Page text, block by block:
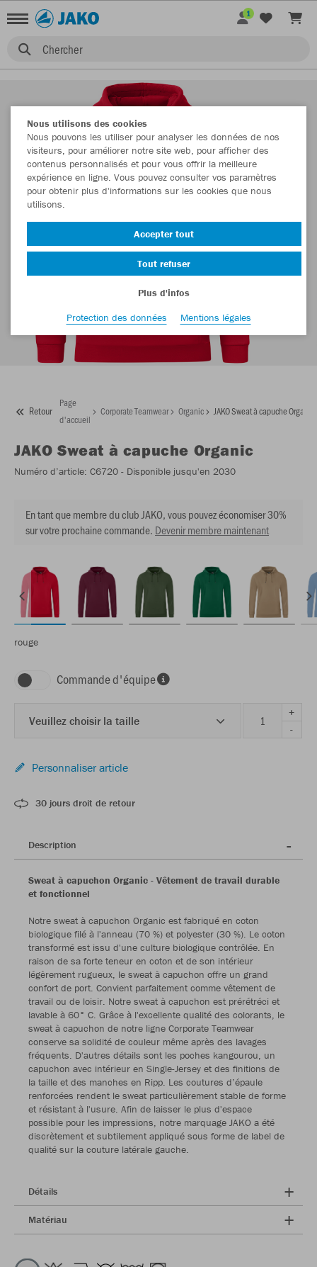
Chercher
1
Retour
Page
d'accueil
Corporate Teamwear Organic JAKO Sweat à capuche Organic
JAKO Sweat à capuche Organic
Numéro d’article: C6720 - Disponible jusqu'en 2030
En tant que membre du club JAKO, vous pouvez économiser 30%
sur votre prochaine commande. Devenir membre maintenant
rouge
Commande d'équipe
Veuillez choisir la taille
+
-
Personnaliser article
30 jours droit de retour
Description
Sweat à capuchon Organic - Vêtement de travail durable
et fonctionnel
Notre sweat à capuchon Organic est fabriqué en coton
biologique filé à l'anneau (70 %) et polyester (30 %). Le coton
transformé est issu d'une culture biologique contrôlée. En
raison de sa forte teneur en coton et de son intérieur
légèrement rugueux, le sweat à capuchon offre un grand
confort de port. Convient parfaitement comme vêtement de
travail ou de loisir. Notre sweat à capuchon est prérétréci et
lavable à 60° C. Grâce à l'excellente qualité des colorants, le
sweat à capuchon de notre ligne Corporate Teamwear
conserve sa solidité de couleur même après des lavages
fréquents. D'autres détails sont les poches kangourou, un
capuchon avec intérieur en Single-Jersey et des finitions de
la taille et des manches en Ripp. Les coutures d’épaule
renforcées rendent le sweat particulièrement stable de forme
et résistant à l'usure. Afin de laisser le plus d'espace
possible pour les impressions, notre marquage JAKO a été
discrètement et subtilement appliqué sous forme de label de
qualité sur la couture latérale gauche.
Détails
Matériau
Nous utilisons des cookies
Nous pouvons les utiliser pour analyser les données de nos
visiteurs, pour améliorer notre site web, pour afficher des
contenus personnalisés et pour vous offrir la meilleure
expérience en ligne. Vous pouvez consulter vos paramètres
pour obtenir plus d'informations sur les cookies que nous
utilisons.
Accepter tout
Tout refuser
Plus d'infos
Protection des données
Mentions légales